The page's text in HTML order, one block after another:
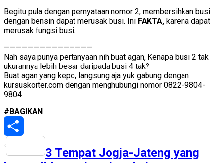
Begitu pula dengan pernyataan nomor 2, membersihkan busi
dengan bensin dapat merusak busi. Ini FAKTA, karena dapat
merusak fungsi busi.
———————————————
Nah saya punya pertanyaan nih buat agan, Kenapa busi 2 tak
ukurannya lebih besar daripada busi 4 tak?
Buat agan yang kepo, langsung aja yuk gabung dengan
kursuskorter.com dengan menghubungi nomor 0822-9804-
9804
#BAGIKAN
3 Tempat Jogja-Jateng yang